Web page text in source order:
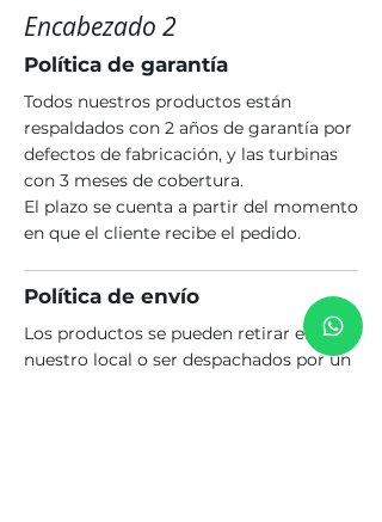
Encabezado 2
Política de garantía
Todos nuestros productos están
respaldados con 2 años de garantía por
defectos de fabricación, y las turbinas
con 3 meses de cobertura.
El plazo se cuenta a partir del momento
en que el cliente recibe el pedido.
Política de envío
Los productos se pueden retirar en
nuestro local o ser despachados por un